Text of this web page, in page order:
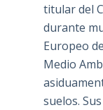
titular del
durante
Europeo
Medio
suelos.